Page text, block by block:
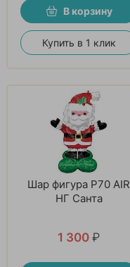
В корзину
Купить в 1 клик
Шар фигура P70 AIR
НГ Санта
1 300 ₽